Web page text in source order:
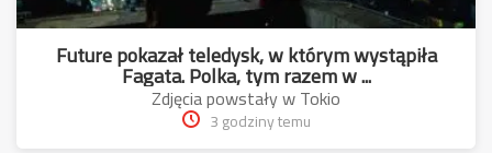
Future pokazał teledysk, w którym wystąpiła
Fagata. Polka, tym razem w ...
Zdjęcia powstały w Tokio
3 godziny temu